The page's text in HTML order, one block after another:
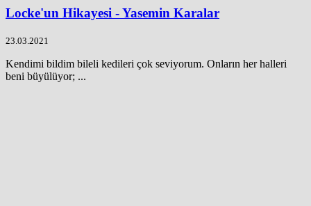
Locke'un Hikayesi - Yasemin Karalar
23.03.2021
Kendimi bildim bileli kedileri çok seviyorum. Onların her halleri
beni büyülüyor; ...